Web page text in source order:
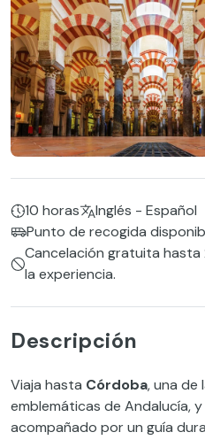
10 horas
Inglés - Español
Punto de recogida
Cancelación gratuita
la experiencia.
Descripción
Viaja hasta Córdoba, una de
emblemáticas de Andalucía,
acompañado por un guía